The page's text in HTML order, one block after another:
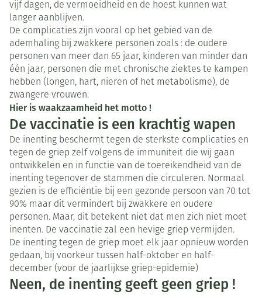
vijf dagen, de vermoeidheid en de hoest kunnen wat
langer aanblijven.
De complicaties zijn vooral op het gebied van de
ademhaling bij zwakkere personen zoals : de oudere
personen van meer dan 65 jaar, kinderen van minder dan
één jaar, personen die met chronische ziektes te kampen
hebben (longen, hart, nieren of het metabolisme), de
zwangere vrouwen.
Hier is waakzaamheid het motto !
De vaccinatie is een krachtig wapen
De inenting beschermt tegen de sterkste complicaties en
tegen de griep zelf volgens de immuniteit die wij gaan
ontwikkelen en in functie van de toereikendheid van de
inenting tegenover de stammen die circuleren. Normaal
gezien is de efficiëntie bij een gezonde persoon van 70 tot
90% maar dit vermindert bij zwakkere en oudere
personen. Maar, dit betekent niet dat men zich niet moet
inenten. De vaccinatie zal een hevige griep vermijden.
De inenting tegen de griep moet elk jaar opnieuw worden
gedaan, bij voorkeur tussen half-oktober en half-
december (voor de jaarlijkse griep-epidemie)
Neen, de inenting geeft geen griep !